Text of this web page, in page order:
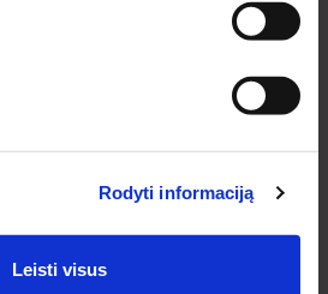
Rodyti informaciją
Leisti visus
g. 2, Kauno r. sav.
kaunas@medziobites.lt
I - V 7:30 - 18:00
VI 9:00 - 14:00